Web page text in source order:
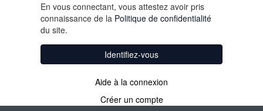
En vous connectant, vous attestez avoir pris
connaissance de la Politique de confidentialité
du site.
Identifiez-vous
Aide à la connexion
Créer un compte